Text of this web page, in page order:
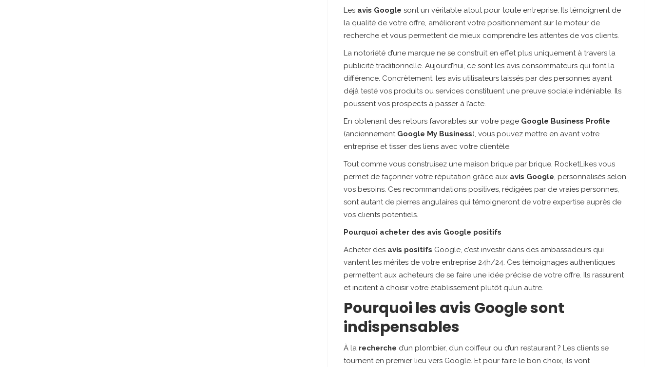
Les avis Google sont un véritable atout pour toute entreprise. Ils témoignent de
la qualité de votre offre, améliorent votre positionnement sur le moteur de
recherche et vous permettent de mieux comprendre les attentes de vos clients.
La notoriété d’une marque ne se construit en effet plus uniquement à travers la
publicité traditionnelle. Aujourd’hui, ce sont les avis consommateurs qui font la
différence. Concrètement, les avis utilisateurs laissés par des personnes ayant
déjà testé vos produits ou services constituent une preuve sociale indéniable. Ils
poussent vos prospects à passer à l’acte.
En obtenant des retours favorables sur votre page Google Business Profile
(anciennement Google My Business), vous pouvez mettre en avant votre
entreprise et tisser des liens avec votre clientèle.
Tout comme vous construisez une maison brique par brique, RocketLikes vous
permet de façonner votre réputation grâce aux avis Google, personnalisés selon
vos besoins. Ces recommandations positives, rédigées par de vraies personnes,
sont autant de pierres angulaires qui témoigneront de votre expertise auprès de
vos clients potentiels.
Pourquoi acheter des avis Google positifs
Acheter des avis positifs Google, c’est investir dans des ambassadeurs qui
vantent les mérites de votre entreprise 24h/24. Ces témoignages authentiques
permettent aux acheteurs de se faire une idée précise de votre offre. Ils rassurent
et incitent à choisir votre établissement plutôt qu’un autre.
Pourquoi les avis Google sont
indispensables
À la recherche d’un plombier, d’un coiffeur ou d’un restaurant ? Les clients se
tournent en premier lieu vers Google. Et pour faire le bon choix, ils vont